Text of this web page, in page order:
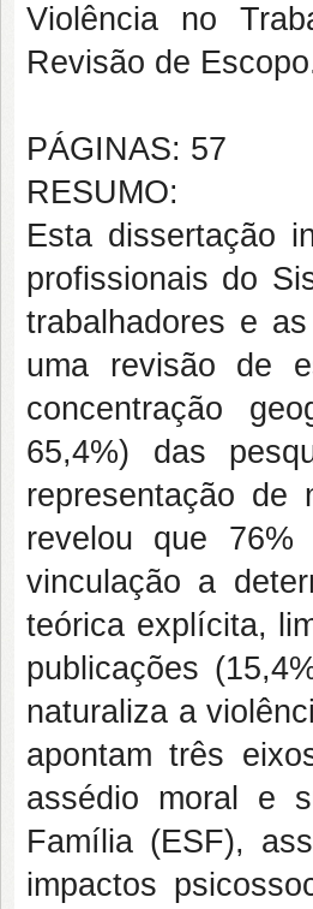
Violência no
Revisão de
PÁGINAS: 57
RESUMO:
Esta dissertação
profissionais do
trabalhadores e
uma revisão de
concentração
65,4%) das
representação de
revelou que
vinculação a
teórica explícita,
publicações
naturaliza a
apontam três
assédio moral e
Família (ESF),
impactos